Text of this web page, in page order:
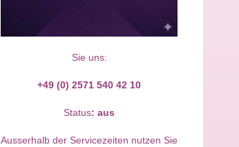
Sie uns:
+49 (0) 2571 540 42 10
Status: aus
Ausserhalb der Servicezeiten nutzen Sie